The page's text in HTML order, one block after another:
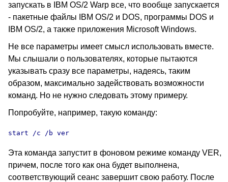
запускать в IBM OS/2 Warp все, что вообще запускается
- пакетные файлы IBM OS/2 и DOS, программы DOS и
IBM OS/2, а также приложения Microsoft Windows.
Не все параметры имеет смысл использовать вместе.
Мы слышали о пользователях, которые пытаются
указывать сразу все параметры, надеясь, таким
образом, максимально задействовать возможности
команд. Но не нужно следовать этому примеру.
Попробуйте, например, такую команду:
start /c /b ver
Эта команда запустит в фоновом режиме команду VER,
причем, после того как она будет выполнена,
соответствующий сеанс завершит свою работу. После